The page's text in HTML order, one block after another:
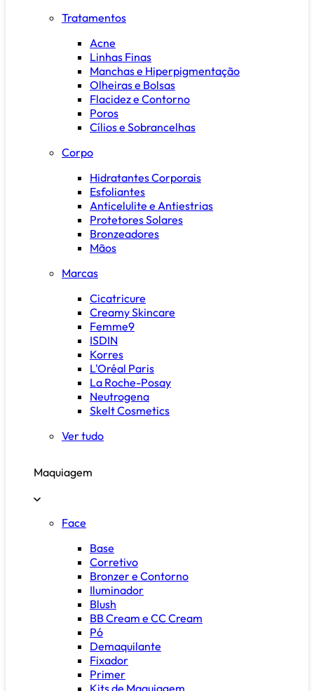
Tratamentos
Acne
Linhas Finas
Manchas e Hiperpigmentação
Olheiras e Bolsas
Flacidez e Contorno
Poros
Cílios e Sobrancelhas
Corpo
Hidratantes Corporais
Esfoliantes
Anticelulite e Antiestrias
Protetores Solares
Bronzeadores
Mãos
Marcas
Cicatricure
Creamy Skincare
Femme9
ISDIN
Korres
L'Oréal Paris
La Roche-Posay
Neutrogena
Skelt Cosmetics
Ver tudo
Maquiagem
Face
Base
Corretivo
Bronzer e Contorno
Iluminador
Blush
BB Cream e CC Cream
Pó
Demaquilante
Fixador
Primer
Kits de Maquiagem